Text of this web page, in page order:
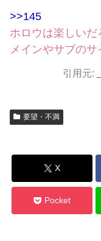
>>145
ホロウは楽しいだ
メインやサブの
引用元:
要望・不満
X
Pocket